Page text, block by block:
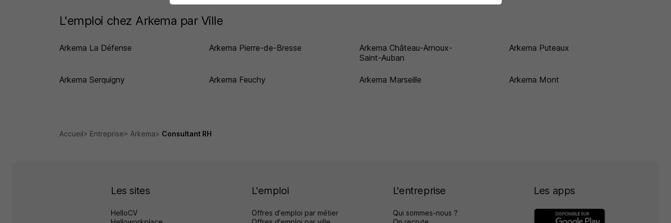
L'emploi chez Arkema par Ville
Arkema La Défense Arkema Pierre-de-Bresse
Arkema Château-Arnoux-
Saint-Auban
Arkema Puteaux
Arkema Serquigny Arkema Feuchy Arkema Marseille Arkema Mont
Accueil Entreprise Arkema Consultant RH
Les sites
HelloCV
L'emploi
Offres d'emploi par métier
L'entreprise
Qui sommes-nous ?
Les apps